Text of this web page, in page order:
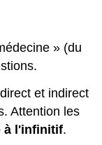
» (du
et indirect
Attention les
à l'infinitif.